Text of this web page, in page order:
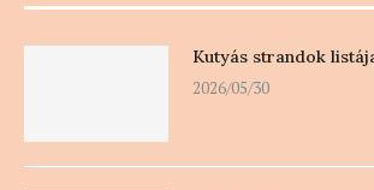
Kutyás strandok
2026/05/30